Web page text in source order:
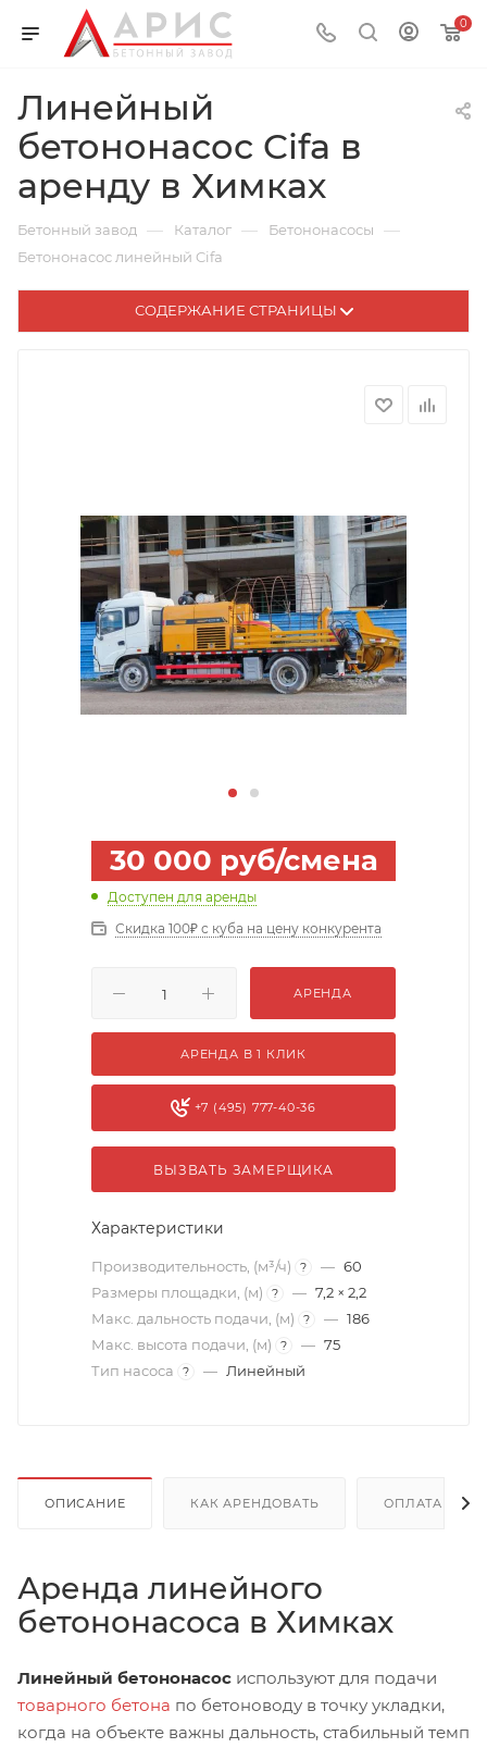
0
Линейный
бетононасос Cifa в
аренду в Химках
Бетонный завод — Каталог — Бетононасосы —
Бетононасос линейный Cifa
СОДЕРЖАНИЕ СТРАНИЦЫ
30 000 руб/смена
Доступен для аренды
Скидка 100₽ с куба на цену конкурента
АРЕНДА
АРЕНДА В 1 КЛИК
+7 (495) 777-40-36
ВЫЗВАТЬ ЗАМЕРЩИКА
Характеристики
Производительность, (м³/ч) ? — 60
Размеры площадки, (м)
? — 7,2 × 2,2
Макс. дальность подачи, (м)
? — 186
Макс. высота подачи, (м)
? — 75
Тип насоса
? — Линейный
ОПИСАНИЕ КАК АРЕНДОВАТЬ ОПЛАТА
Аренда линейного
бетононасоса в Химках
Линейный бетононасос используют для подачи
товарного бетона по бетоноводу в точку укладки,
когда на объекте важны дальность, стабильный темп